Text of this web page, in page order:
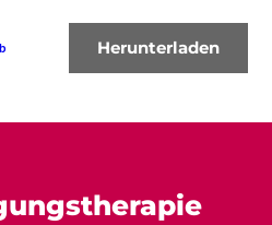
Herunterladen